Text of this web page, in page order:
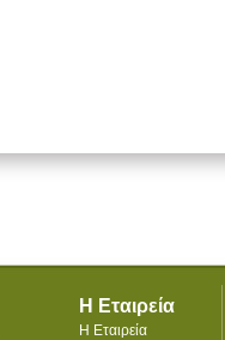
Η Εταιρεία
Η Εταιρεία